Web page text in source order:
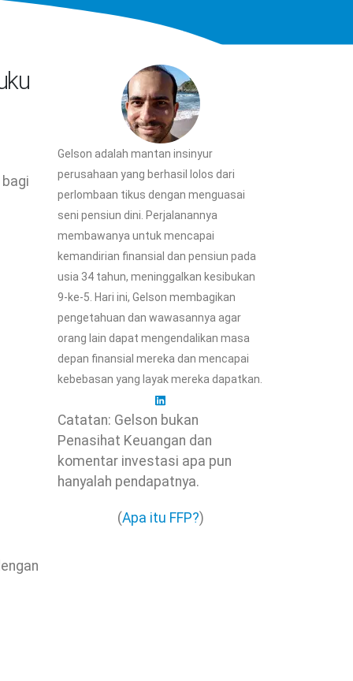
Gelson adalah mantan insinyur
perusahaan yang berhasil lolos dari
perlombaan tikus dengan menguasai
seni pensiun dini. Perjalanannya
membawanya untuk mencapai
kemandirian finansial dan pensiun pada
usia 34 tahun, meninggalkan kesibukan
9-ke-5. Hari ini, Gelson membagikan
pengetahuan dan wawasannya agar
orang lain dapat mengendalikan masa
depan finansial mereka dan mencapai
kebebasan yang layak mereka dapatkan.
Catatan: Gelson bukan
Penasihat Keuangan dan
komentar investasi apa pun
hanyalah pendapatnya.
(Apa itu FFP?)